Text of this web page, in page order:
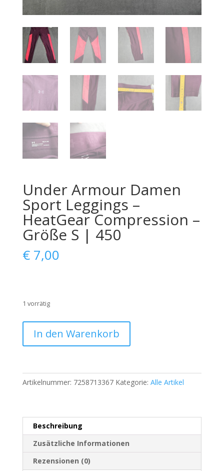
Under Armour Damen
Sport Leggings –
HeatGear Compression –
Größe S | 450
€7,00
1 vorrätig
Armour
Damen
Leggings
–
–
Größe
|
450
In den Warenkorb
Artikelnummer: 7258713367 Kategorie: Alle Artikel
Beschreibung
Zusätzliche Informationen
Rezensionen (0)